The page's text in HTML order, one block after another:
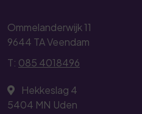
Ommelanderwijk 11
9644 TA Veendam
T: 085 4018496
Hekkeslag 4
5404 MN Uden